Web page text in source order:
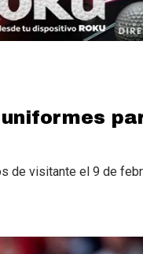
de visitante el 9 de